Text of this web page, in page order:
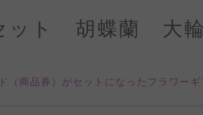
ット 胡蝶蘭 大輪
（商品券）がセットになったフラワーギ